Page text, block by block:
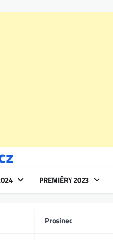
PREMIÉRY 2023
Prosinec